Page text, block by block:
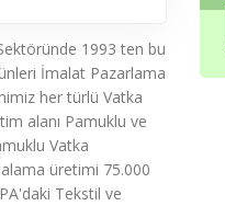
1993 ten bu
İmalat Pazarlama
her türlü Vatka
alanı Pamuklu ve
Vatka
üretimi 75.000
Tekstil ve